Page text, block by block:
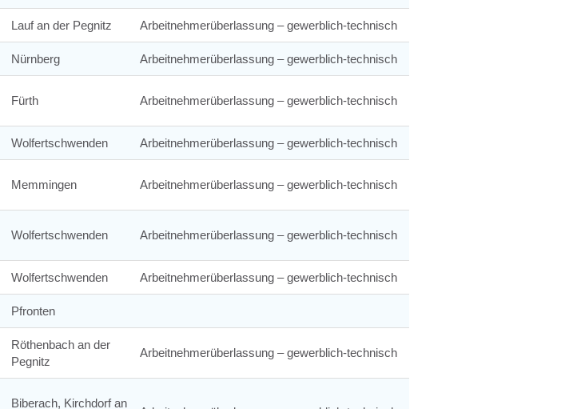
Lauf an der Pegnitz Arbeitnehmerüberlassung – gewerblich-technisch
Nürnberg Arbeitnehmerüberlassung – gewerblich-technisch
Fürth Arbeitnehmerüberlassung – gewerblich-technisch
Wolfertschwenden Arbeitnehmerüberlassung – gewerblich-technisch
Memmingen Arbeitnehmerüberlassung – gewerblich-technisch
Wolfertschwenden Arbeitnehmerüberlassung – gewerblich-technisch
Wolfertschwenden Arbeitnehmerüberlassung – gewerblich-technisch
Pfronten
Röthenbach an der
Pegnitz
Arbeitnehmerüberlassung – gewerblich-technisch
Biberach, Kirchdorf an